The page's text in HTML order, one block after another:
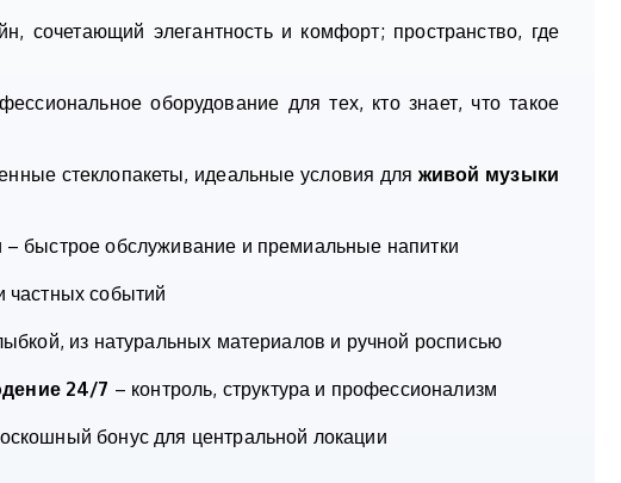
сочетающий элегантность и комфорт; пространство, где
оборудование для тех, кто знает, что такое
стеклопакеты, идеальные условия для живой музыки
– быстрое обслуживание и премиальные напитки
событий
из натуральных материалов и ручной росписью
24/7 – контроль, структура и профессионализм
бонус для центральной локации